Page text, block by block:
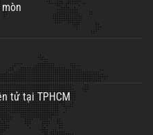
tử tại TPHCM